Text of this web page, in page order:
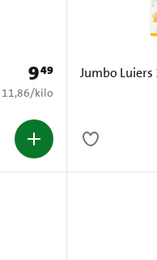
Prijs: € 9,49
949
€ 11,86 per kilo
11,86/kilo
Jumbo Luiers